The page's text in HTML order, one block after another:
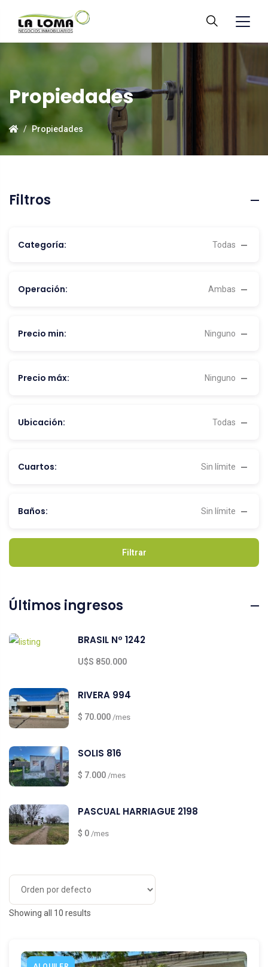
Propiedades
Propiedades
Filtros
Categoría: Todas
Operación: Ambas
Precio min: Ninguno
Precio máx: Ninguno
Ubicación: Todas
Cuartos: Sin límite
Baños: Sin límite
Filtrar
Últimos ingresos
BRASIL Nº 1242
U$S 850.000
RIVERA 994
$ 70.000 /mes
SOLIS 816
$ 7.000 /mes
PASCUAL HARRIAGUE 2198
$ 0 /mes
Showing all 10 results